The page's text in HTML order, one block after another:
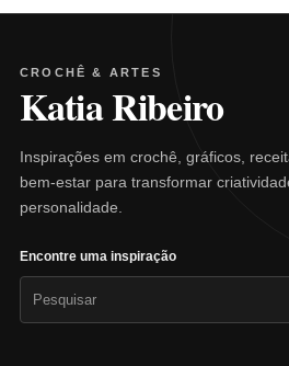
CROCHÊ & ARTES
Katia Ribeiro
Inspirações em crochê, gráficos,
bem-estar para transformar
personalidade.
Encontre uma inspiração